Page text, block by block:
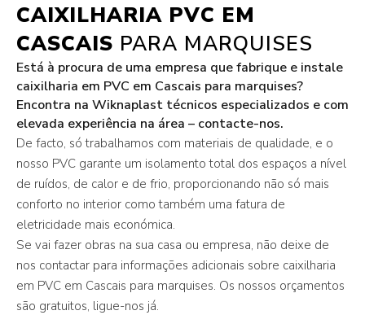
CAIXILHARIA PVC EM
CASCAIS PARA MARQUISES
Está à procura de uma empresa que fabrique e instale
caixilharia em PVC em Cascais para marquises?
Encontra na Wiknaplast técnicos especializados e com
elevada experiência na área – contacte-nos.
De facto, só trabalhamos com materiais de qualidade, e o
nosso PVC garante um isolamento total dos espaços a nível
de ruídos, de calor e de frio, proporcionando não só mais
conforto no interior como também uma fatura de
eletricidade mais económica.
Se vai fazer obras na sua casa ou empresa, não deixe de
nos contactar para informações adicionais sobre caixilharia
em PVC em Cascais para marquises. Os nossos orçamentos
são gratuitos, ligue-nos já.